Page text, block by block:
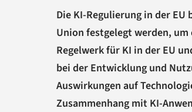
Die KI-Regulierung in der
Union festgelegt werden,
Regelwerk für KI in der EU
bei der Entwicklung und
Auswirkungen auf
Zusammenhang mit KI-